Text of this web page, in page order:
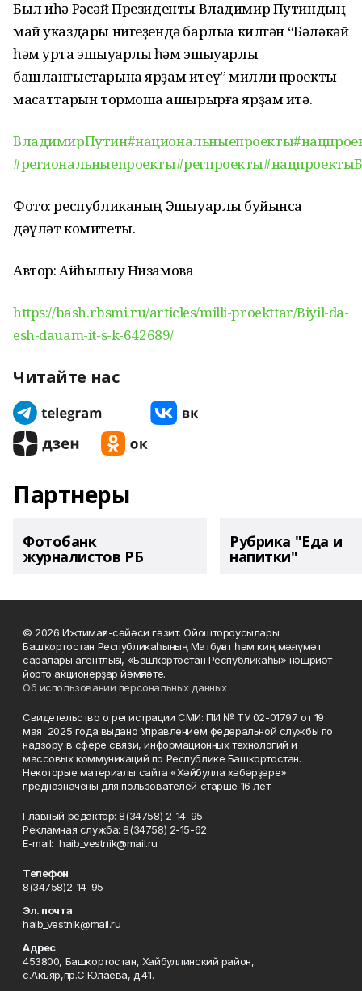
Был иһә Рәсәй Президенты Владимир Путиндың
май указдары нигеҙендә барлыҡҡа килгән “Бәләкәй
һәм урта эшҡыуарлыҡ һәм эшҡыуарлыҡ
башланғыстарына ярҙам итеү” милли проекты
маҡсаттарын тормошҡа ашырырға ярҙам итә.
ВладимирПутин#национальныепроекты
#региональныепроекты#регпроекты
Фото: республиканың Эшҡыуарлыҡ буйынса
дәүләт комитеты.
Автор: Айһылыу Низамова
https://bash.rbsmi.ru/articles/milli-proekttar/Biyil-da-
esh-dauam-it-s-k-642689/
Читайте нас
Партнеры
Фотобанк
журналистов РБ
Рубрика "Еда и
напитки"
© 2026 Ижтимағи-сәйәси гәзит. Ойоштороусылары:
Башҡортостан Республикаһының Матбуғат һәм киң мәғлүмәт
саралары агентлығы, «Башҡортостан Республикаһы» нәшриәт
йорто акционерҙар йәмғиәте.
Об использовании персональных данных
Свидетельство о регистрации СМИ: ПИ № ТУ 02-01797 от 19
мая 2025 года выдано Управлением федеральной службы по
надзору в сфере связи, информационных технологий и
массовых коммуникаций по Республике Башкортостан.
Некоторые материалы сайта «Хәйбулла хәбәрҙәре»
предназначены для пользователей старше 16 лет.
Главный редактор: 8(34758) 2-14-95
Рекламная служба: 8(34758) 2-15-62
Е-mаil: haib_vestnik@mail.ru
Телефон
8(34758)2-14-95
Эл. почта
haib_vestnik@mail.ru
Адрес
453800, Башкортостан, Хайбуллинский район,
с.Акъяр,пр.С.Юлаева, д.41.